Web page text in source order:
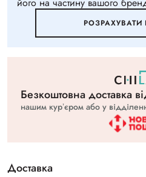
РОЗРАХУВАТИ
Безкоштовна доставка
нашим курʼєром або у
Доставка